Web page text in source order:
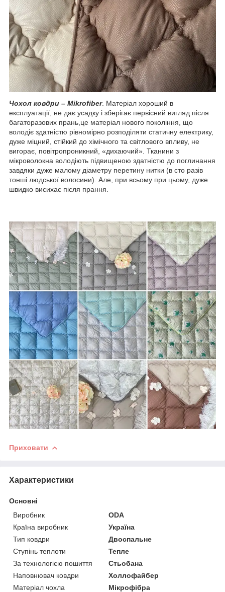
Чохол ковдри – Mikrofiber. Матеріал хороший в
експлуатації, не дає усадку і зберігає первісний вигляд після
багаторазових прань,це матеріал нового покоління, що
володіє здатністю рівномірно розподіляти статичну електрику,
дуже міцний, стійкий до хімічного та світлового впливу, не
вигорає, повітропроникний, «дихаючий». Тканини з
мікроволокна володіють підвищеною здатністю до поглинання
завдяки дуже малому діаметру перетину нитки (в сто разів
тонші людської волосини). Але, при всьому при цьому, дуже
швидко висихає після прання.
Приховати
Характеристики
Основні
Виробник
ODA
Країна виробник
Україна
Тип ковдри
Двоспальне
Ступінь теплоти
Тепле
За технологією пошиття
Стьобана
Наповнювач ковдри
Холлофайбер
Матеріал чохла
Мікрофібра